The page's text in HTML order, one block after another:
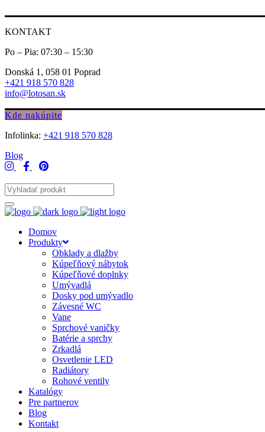
KONTAKT
Po – Pia: 07:30 – 15:30
Donská 1, 058 01 Poprad
+421 918 570 828
info@lotosan.sk
Kde nakúpite
Infolinka: +421 918 570 828
Blog
Domov
Produkty
Obklady a dlažby
Kúpeľňový nábytok
Kúpeľňové doplnky
Umývadlá
Dosky pod umývadlo
Závesné WC
Vane
Sprchové vaničky
Batérie a sprchy
Zrkadlá
Osvetlenie LED
Radiátory
Rohové ventily
Katalógy
Pre partnerov
Blog
Kontakt